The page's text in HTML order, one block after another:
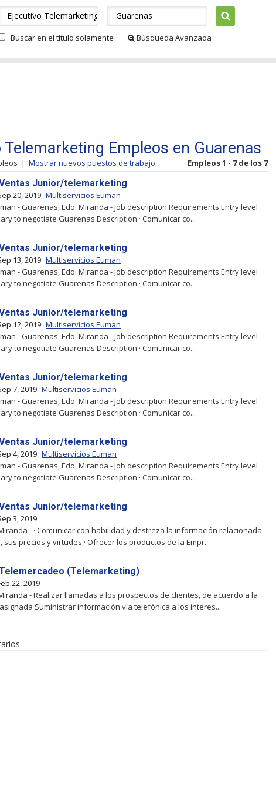
Buscar en el título solamente Búsqueda Avanzada
Telemarketing Empleos en Guarenas
| Mostrar nuevos puestos de trabajo Empleos 1 - 7 de los 7
Junior/telemarketing
20, 2019 Multiservicios Euman
- Guarenas, Edo. Miranda - Job description Requirements Entry level
to negotiate Guarenas Description · Comunicar co...
Junior/telemarketing
13, 2019 Multiservicios Euman
- Guarenas, Edo. Miranda - Job description Requirements Entry level
to negotiate Guarenas Description · Comunicar co...
Junior/telemarketing
12, 2019 Multiservicios Euman
- Guarenas, Edo. Miranda - Job description Requirements Entry level
to negotiate Guarenas Description · Comunicar co...
Junior/telemarketing
7, 2019 Multiservicios Euman
- Guarenas, Edo. Miranda - Job description Requirements Entry level
to negotiate Guarenas Description · Comunicar co...
Junior/telemarketing
4, 2019 Multiservicios Euman
- Guarenas, Edo. Miranda - Job description Requirements Entry level
to negotiate Guarenas Description · Comunicar co...
Junior/telemarketing
3, 2019
- · Comunicar con habilidad y destreza la información relacionada
sus precios y virtudes · Ofrecer los productos de la Empr...
(Telemarketing)
22, 2019
- Realizar llamadas a los prospectos de clientes, de acuerdo a la
Suministrar información vía telefónica a los interes...